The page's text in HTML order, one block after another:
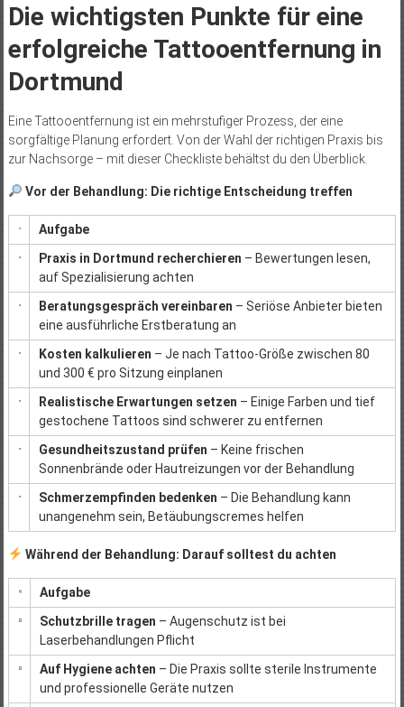
Die wichtigsten Punkte für eine
erfolgreiche Tattooentfernung in
Dortmund
Eine Tattooentfernung ist ein mehrstufiger Prozess, der eine
sorgfältige Planung erfordert. Von der Wahl der richtigen Praxis bis
zur Nachsorge – mit dieser Checkliste behältst du den Überblick.
Vor der Behandlung: Die richtige Entscheidung treffen
Aufgabe
Praxis in Dortmund recherchieren – Bewertungen lesen,
auf Spezialisierung achten
Beratungsgespräch vereinbaren – Seriöse Anbieter bieten
eine ausführliche Erstberatung an
Kosten kalkulieren – Je nach Tattoo-Größe zwischen 80
und 300 € pro Sitzung einplanen
Realistische Erwartungen setzen – Einige Farben und tief
gestochene Tattoos sind schwerer zu entfernen
Gesundheitszustand prüfen – Keine frischen
Sonnenbrände oder Hautreizungen vor der Behandlung
Schmerzempfinden bedenken – Die Behandlung kann
unangenehm sein, Betäubungscremes helfen
Während der Behandlung: Darauf solltest du achten
Aufgabe
Schutzbrille tragen – Augenschutz ist bei
Laserbehandlungen Pflicht
Auf Hygiene achten – Die Praxis sollte sterile Instrumente
und professionelle Geräte nutzen